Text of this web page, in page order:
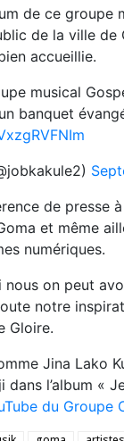
de ce groupe
de la ville de
accueillie.
musical
banquet
de presse
et même
numériques.
nous on peut
notre
Gloire.
Jina Lako
dans l’album «
du Groupe